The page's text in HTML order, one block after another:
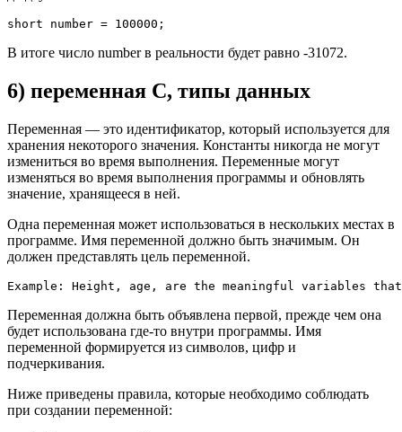
short number = 100000;
В итоге число number в реальности будет равно -31072.
6) переменная C, типы данных
Переменная — это идентификатор, который используется для
хранения некоторого значения. Константы никогда не могут
измениться во время выполнения. Переменные могут
изменяться во время выполнения программы и обновлять
значение, хранящееся в ней.
Одна переменная может использоваться в нескольких местах в
программе. Имя переменной должно быть значимым. Он
должен представлять цель переменной.
Example: Height, age, are the meaningful variables
Переменная должна быть объявлена ​​первой, прежде чем она
будет использована где-то внутри программы. Имя
переменной формируется из символов, цифр и
подчеркивания.
Ниже приведены правила, которые необходимо соблюдать
при создании переменной: